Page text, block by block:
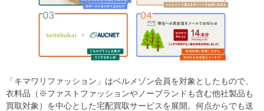
「キマワリファッション」はベルメゾン会員を対象としたもので、
衣料品（※ファストファッションやノーブランドも含む他社製品も
買取対象）を中心とした宅配買取サービスを展開。何点からでも送